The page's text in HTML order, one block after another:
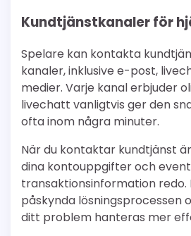
Kundtjänstkanaler för
Spelare kan kontakta
kanaler, inklusive e-post,
medier. Varje kanal erbjuder
livechatt vanligtvis ger den
ofta inom några minuter.
När du kontaktar kundtjänst
dina kontouppgifter och
transaktionsinformation redo.
påskynda lösningsprocessen
ditt problem hanteras mer